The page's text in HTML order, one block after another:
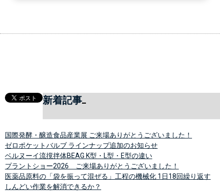
新着記事
国際発酵・醸造食品産業展 ご来場ありがとうございました！
ゼロポケットバルブ ラインナップ追加のお知らせ
ベルヌーイ流撹拌体BEAG K型・L型・E型の違い
プラントショー2026 ご来場ありがとうございました！
医薬品原料の「袋を振って混ぜる」工程の機械化 1日18回繰り返す
しんどい作業を解消できるか？